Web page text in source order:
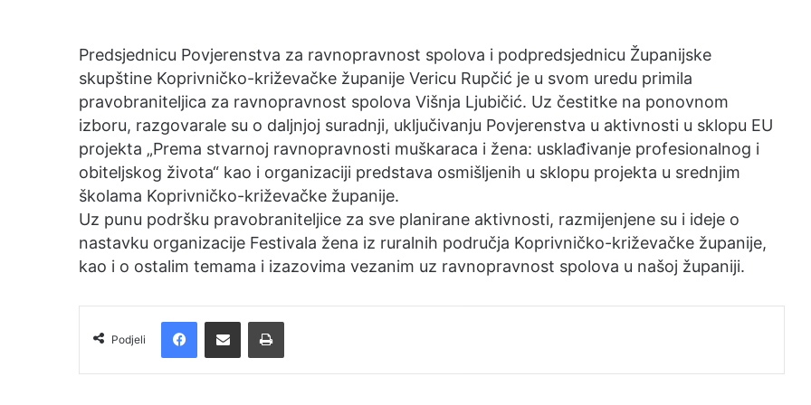
e
m
a
i
l
Predsjednicu Povjerenstva za ravnopravnost spolova i podpredsjednicu Županijske
skupštine Koprivničko-križevačke županije Vericu Rupčić je u svom uredu primila
pravobraniteljica za ravnopravnost spolova Višnja Ljubičić. Uz čestitke na ponovnom
izboru, razgovarale su o daljnjoj suradnji, uključivanju Povjerenstva u aktivnosti u sklopu EU
projekta „Prema stvarnoj ravnopravnosti muškaraca i žena: usklađivanje profesionalnog i
obiteljskog života“ kao i organizaciji predstava osmišljenih u sklopu projekta u srednjim
školama Koprivničko-križevačke županije.
Uz punu podršku pravobraniteljice za sve planirane aktivnosti, razmijenjene su i ideje o
nastavku organizacije Festivala žena iz ruralnih područja Koprivničko-križevačke županije,
kao i o ostalim temama i izazovima vezanim uz ravnopravnost spolova u našoj županiji.
Podjeli